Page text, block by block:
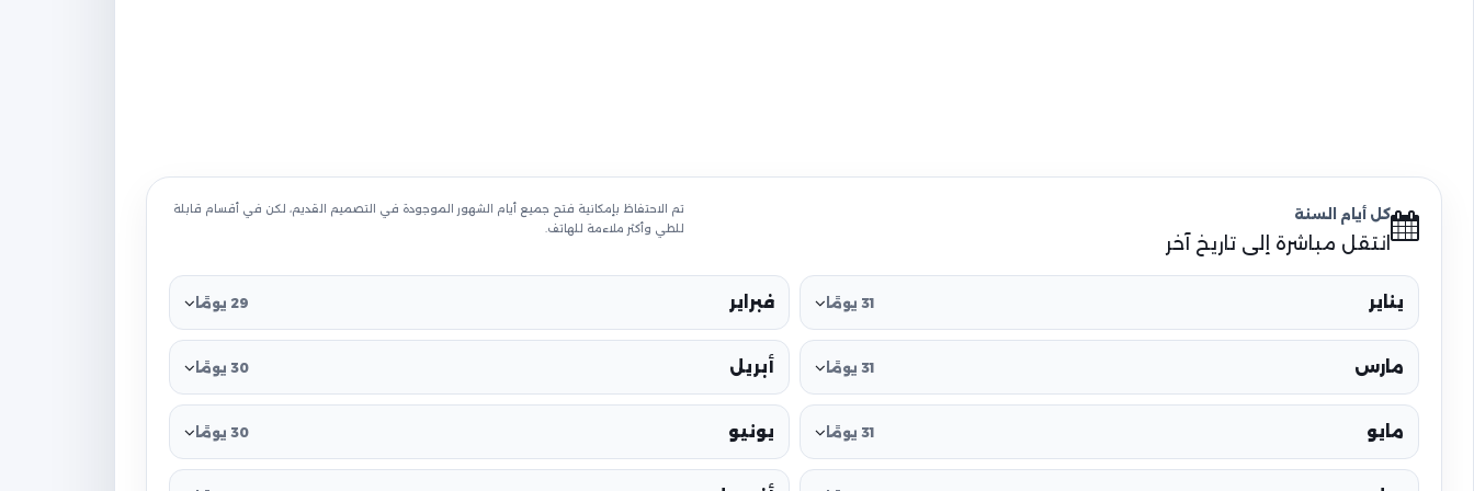
كل أيام السنة
انتقل مباشرة إلى تاريخ آخر
تم الاحتفاظ بإمكانية فتح جميع أيام الشهور الموجودة في التصميم القديم، لكن في أقسام قابلة
للطي وأكثر ملاءمة للهاتف.
يناير 31 يومًا فبراير 29 يومًا
مارس 31 يومًا أبريل 30 يومًا
مايو 31 يومًا يونيو 30 يومًا